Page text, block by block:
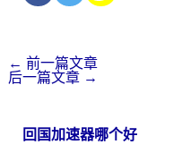
← 前一篇文章
后一篇文章 →
回国加速器哪个好